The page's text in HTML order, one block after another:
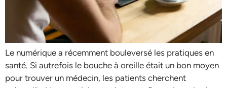
Le numérique a récemment bouleversé les pratiques en
santé. Si autrefois le bouche à oreille était un bon moyen
pour trouver un médecin, les patients cherchent